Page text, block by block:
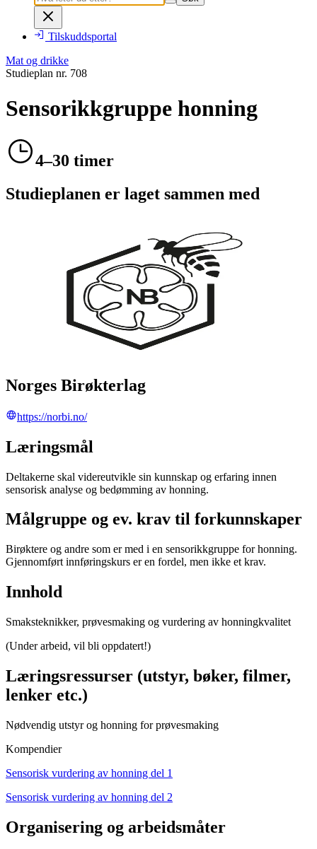
Tilskuddsportal
Mat og drikke
Studieplan nr. 708
Sensorikkgruppe honning
4–30 timer
Studieplanen er laget sammen med
Norges Birøkterlag
https://norbi.no/
Læringsmål
Deltakerne skal videreutvikle sin kunnskap og erfaring innen
sensorisk analyse og bedømming av honning.
Målgruppe og ev. krav til forkunnskaper
Birøktere og andre som er med i en sensorikkgruppe for honning.
Gjennomført innføringskurs er en fordel, men ikke et krav.
Innhold
Smaksteknikker, prøvesmaking og vurdering av honningkvalitet
(Under arbeid, vil bli oppdatert!)
Læringsressurser (utstyr, bøker, filmer,
lenker etc.)
Nødvendig utstyr og honning for prøvesmaking
Kompendier
Sensorisk vurdering av honning del 1
Sensorisk vurdering av honning del 2
Organisering og arbeidsmåter